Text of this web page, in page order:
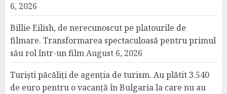
6, 2026
Billie Eilish, de nerecunoscut pe platourile de
filmare. Transformarea spectaculoasă pentru primul
său rol într-un filmAugust 6, 2026
Turiști păcăliți de agenția de turism. Au plătit 3.540
de euro pentru o vacanță în Bulgaria la care nu au